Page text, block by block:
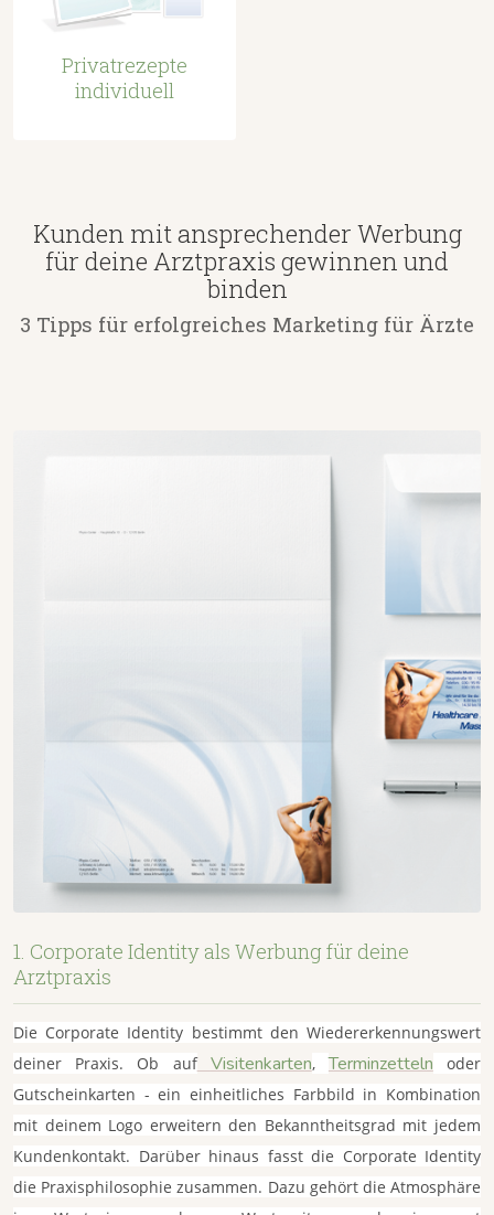
Privatrezepte
individuell
Kunden mit ansprechender Werbung
für deine Arztpraxis gewinnen und
binden
3 Tipps für erfolgreiches Marketing für Ärzte
1. Corporate Identity als Werbung für deine
Arztpraxis
Die Corporate Identity bestimmt den Wiedererkennungswert
deiner Praxis. Ob auf
Visitenkarten, Terminzetteln
oder
Gutscheinkarten - ein einheitliches Farbbild in Kombination
mit deinem Logo erweitern den Bekanntheitsgrad mit jedem
Kundenkontakt. Darüber hinaus fasst die Corporate Identity
die Praxisphilosophie zusammen. Dazu gehört die Atmosphäre